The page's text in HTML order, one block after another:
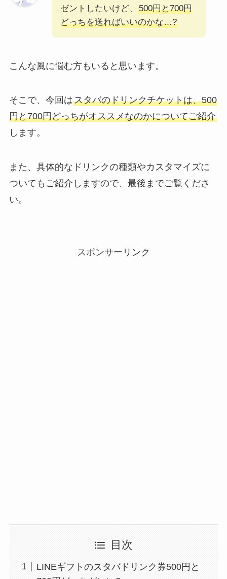
ゼントしたいけど、
500円と700円
どっちを送ればいいのかな…?
こんな風に悩む方もいると思います。
そこで、今回はスタバのドリンクチケットは、500
円と700円どっちがオススメなのかについてご紹介
します。
また、具体的なドリンクの種類やカスタマイズに
ついてもご紹介しますので、最後までご覧くださ
い。
スポンサーリンク
目次
LINEギフトのスタバドリンク券500円と